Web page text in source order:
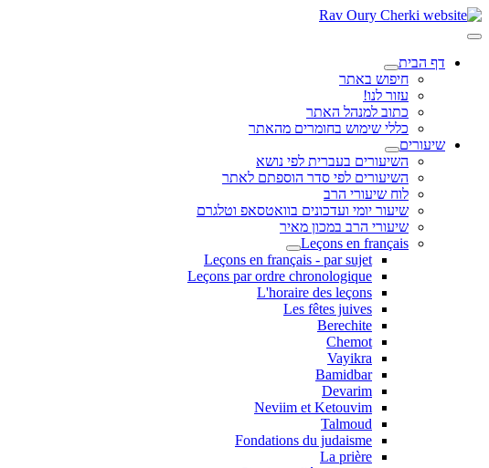
דף הבית
חיפוש באתר
עזור לנו!
כתוב למנהל האתר
כללי שימוש בחומרים מהאתר
שיעורים
השיעורים בעברית לפי נושא
השיעורים לפי סדר הוספתם לאתר
לוח שיעורי הרב
שיעור יומי ועדכונים בוואטסאפ וטלגרם
שיעורי הרב במכון מאיר
Leçons en français
Leçons en français - par sujet
Leçons par ordre chronologique
L'horaire des leçons
Les fêtes juives
Berechite
Chemot
Vayikra
Bamidbar
Devarim
Neviim et Ketouvim
Talmoud
Fondations du judaisme
La prière